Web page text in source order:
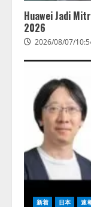
Huawei Jadi
2026
2026/08/07/
新着 日本 速